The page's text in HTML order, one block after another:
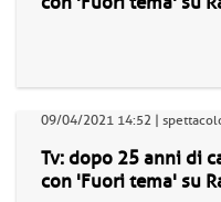
09/04/2021 14:52 |
Tv: dopo 25 anni di
con 'Fuori tema' su